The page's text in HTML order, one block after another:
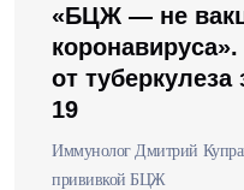
«БЦЖ — не
от
19
Иммунолог Дмитрий
прививкой БЦЖ